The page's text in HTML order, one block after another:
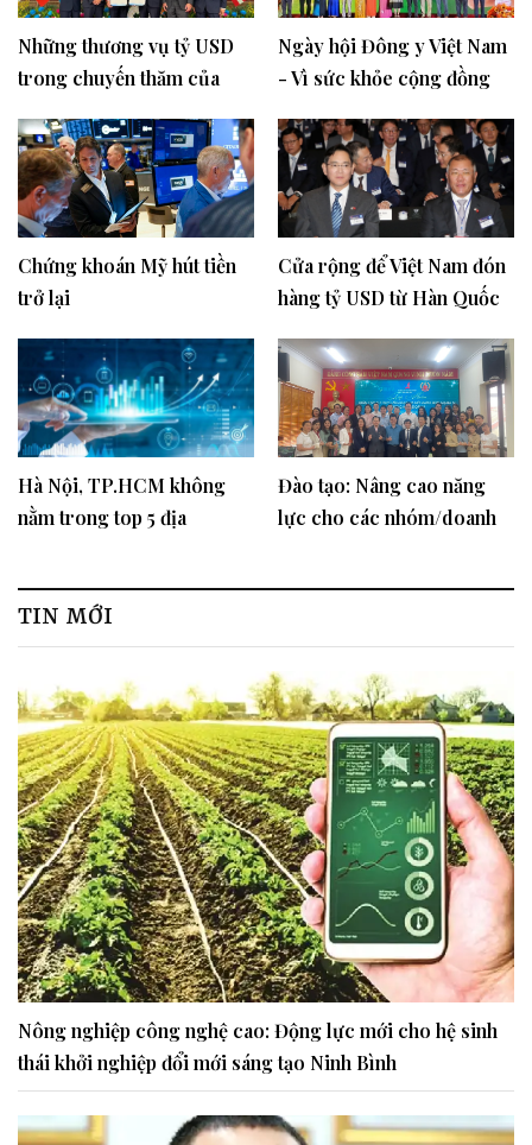
Những thương vụ tỷ USD
trong chuyến thăm của
Ngày hội Đông y Việt Nam
- Vì sức khỏe cộng đồng
Chứng khoán Mỹ hút tiền
trở lại
Cửa rộng để Việt Nam đón
hàng tỷ USD từ Hàn Quốc
Hà Nội, TP.HCM không
nằm trong top 5 địa
trên GRDP
Đào tạo: Nâng cao năng
lực cho các nhóm/doanh
Nội
TIN MỚI
Nông nghiệp công nghệ cao: Động lực mới cho hệ sinh
thái khởi nghiệp đổi mới sáng tạo Ninh Bình